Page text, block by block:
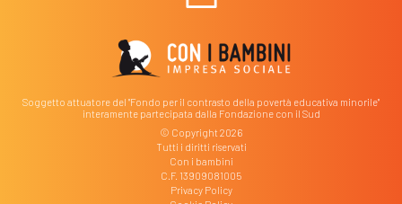
Soggetto attuatore del "Fondo per il contrasto della povertà educativa minorile"
interamente partecipata dalla Fondazione con il Sud
© Copyright 2026
Tutti i diritti riservati
Con i bambini
C.F. 13909081005
Privacy Policy